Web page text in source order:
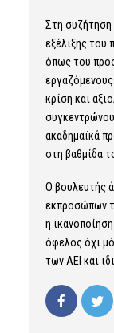
Στη συζήτηση
εξέλιξης του
όπως του
κρίση και
ακαδημαϊκά
στη βαθμίδα
Ο βουλευτής
εκπροσώπων
η
όφελος όχι
των ΑΕΙ και